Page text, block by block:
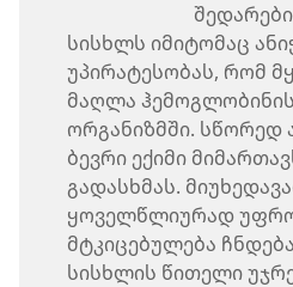
სისხლს იმიტომაც
უპირატესობას, რომ
მაღლა
ორგანიზმში. სწორედ
ბევრი ექიმი
გადასხმას.
ყოველწლიურად
მტკიცებულება
სისხლის წითელი